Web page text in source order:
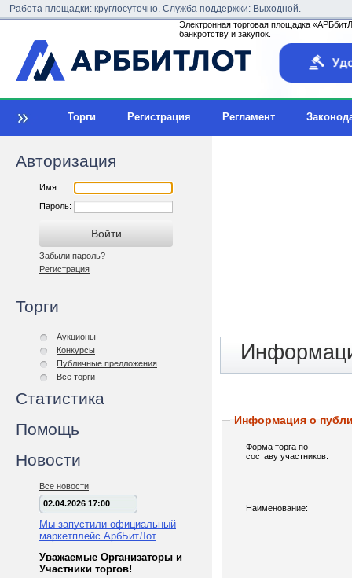
Работа площадки: круглосуточно. Служба поддержки: Выходной.
Электронная торговая площадка
банкротству и закупок.
Торги Регистрация Регламент
Авторизация
Имя:
Пароль:
Забыли пароль?
Регистрация
Торги
Аукционы
Конкурсы
Публичные предложения
Все торги
Статистика
Помощь
Новости
Все новости
02.04.2026 17:00
Мы запустили официальный
маркетплейс АрбБитЛот
Уважаемые Организаторы и
Участники торгов!
Информация о
Форма торга по
составу участников:
Наименование: